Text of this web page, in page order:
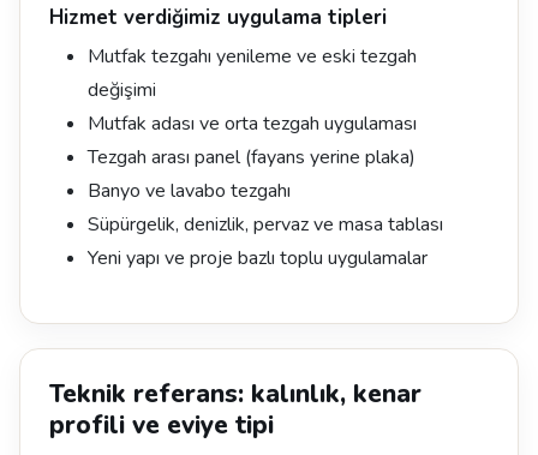
Hizmet verdiğimiz uygulama tipleri
Mutfak tezgahı yenileme ve eski tezgah
değişimi
Mutfak adası ve orta tezgah uygulaması
Tezgah arası panel (fayans yerine plaka)
Banyo ve lavabo tezgahı
Süpürgelik, denizlik, pervaz ve masa tablası
Yeni yapı ve proje bazlı toplu uygulamalar
Teknik referans: kalınlık, kenar
profili ve eviye tipi